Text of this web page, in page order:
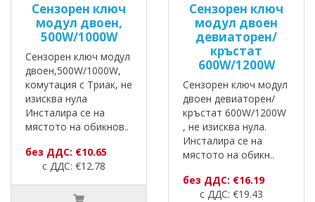
Сензорен ключ
модул двоен,
500W/1000W
Сензорен ключ модул
двоен,500W/1000W,
комутация с Триак, не
изисква нула
Инсталира се на
мястото на обикнов..
без ДДС: €10.65
с ДДС: €12.78
Сензорен ключ
модул двоен
девиаторен/
кръстат
600W/1200W
Сензорен ключ модул
двоен девиаторен/
кръстат 600W/1200W
, не изисква нула.
Инсталира се на
мястото на обикн..
без ДДС: €16.19
с ДДС: €19.43